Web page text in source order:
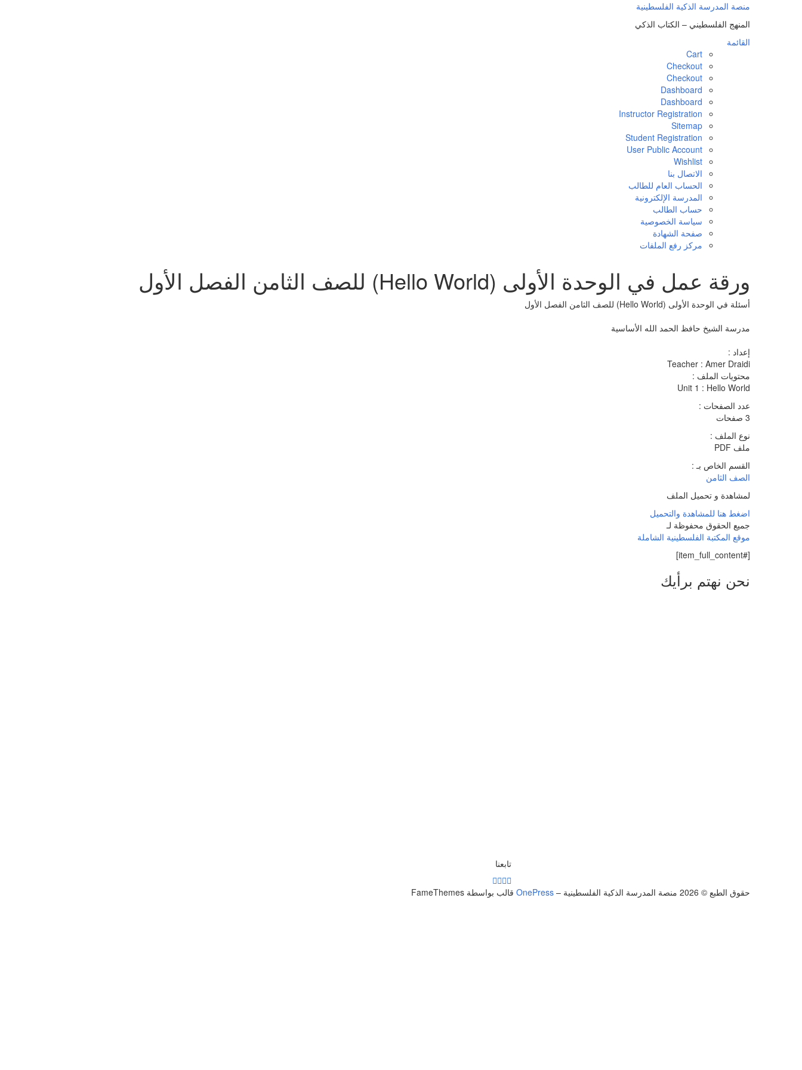
منصة المدرسة الذكية الفلسطينية
المنهج الفلسطيني – الكتاب الذكي
القائمة
Cart
Checkout
Checkout
Dashboard
Dashboard
Instructor Registration
Sitemap
Student Registration
User Public Account
Wishlist
الاتصال بنا
الحساب العام للطالب
المدرسة الإلكترونية
حساب الطالب
سياسة الخصوصية
صفحة الشهادة
مركز رفع الملفات
ورقة عمل في الوحدة الأولى (Hello World) للصف الثامن الفصل الأول
أسئلة في الوحدة الأولى (Hello World) للصف الثامن الفصل الأول
مدرسة الشيخ حافظ الحمد الله الأساسية
إعداد :
Teacher : Amer Draidi
محتويات الملف :
Unit 1 : Hello World
عدد الصفحات :
3 صفحات
نوع الملف :
ملف PDF
القسم الخاص بـ :
الصف الثامن
لمشاهدة و تحميل الملف
اضغط هنا للمشاهدة والتحميل
جميع الحقوق محفوظة لـ
موقع المكتبة الفلسطينية الشاملة
[#item_full_content]
نحن نهتم برأيك
تابعنا
حقوق الطبع © 2026 منصة المدرسة الذكية الفلسطينية –
OnePress قالب بواسطة FameThemes